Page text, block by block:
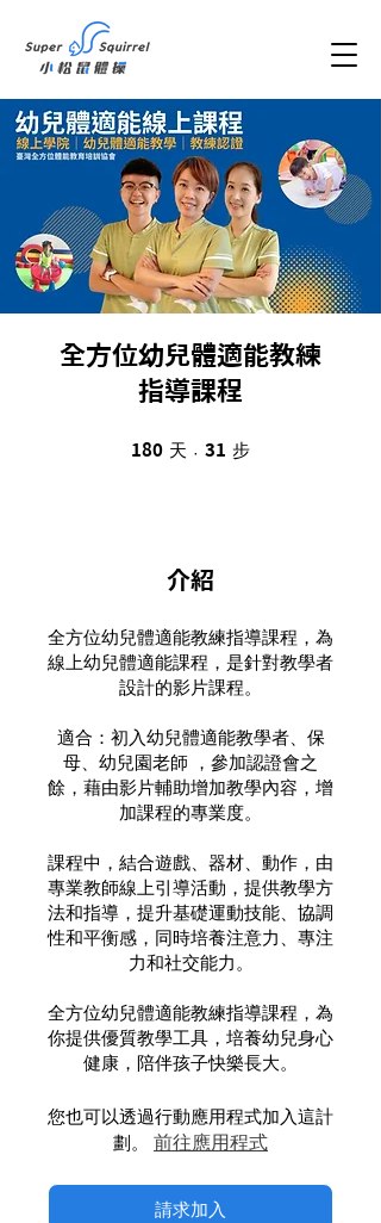
全方位幼兒體適能教練
指導課程
180 天 180 天
31 步
介紹
全方位幼兒體適能教練指導課程，為
線上幼兒體適能課程，是針對教學者
設計的影片課程。
適合：初入幼兒體適能教學者、保
母、幼兒園老師 ，參加認證會之
餘，藉由影片輔助增加教學內容，增
加課程的專業度。
課程中，結合遊戲、器材、動作，由
專業教師線上引導活動，提供教學方
法和指導，提升基礎運動技能、協調
性和平衡感，同時培養注意力、專注
力和社交能力。
全方位幼兒體適能教練指導課程，為
你提供優質教學工具，培養幼兒身心
健康，陪伴孩子快樂長大。
您也可以透過行動應用程式加入這計
劃。
前往應用程式
請求加入